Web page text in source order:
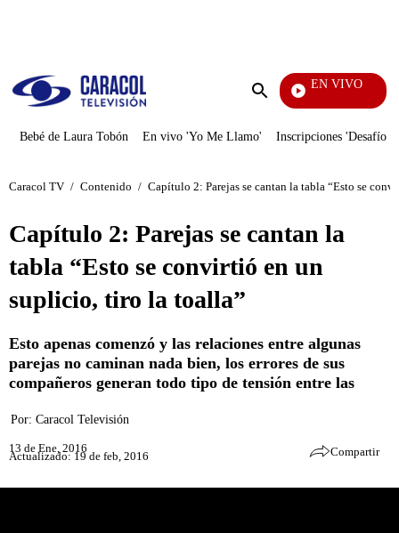
Enviar
EN VIVO
Noticias Caracol
Bebé de Laura Tobón En vivo 'Yo Me Llamo' Inscripciones 'Desafío'
Caracol TV / Contenido / Capítulo 2: Parejas se cantan la tabla “Esto se
Capítulo 2: Parejas se cantan la
tabla “Esto se convirtió en un
suplicio, tiro la toalla”
Esto apenas comenzó y las relaciones entre algunas
parejas no caminan nada bien, los errores de sus
compañeros generan todo tipo de tensión entre las
Por: Caracol Televisión
13 de Ene, 2016
Actualizado: 19 de feb, 2016 Compartir